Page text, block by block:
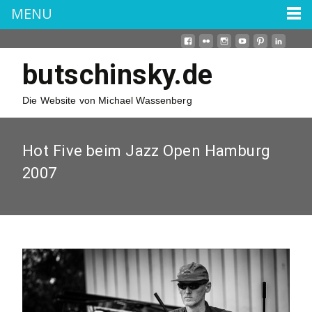
butschinsky.de
Die Website von Michael Wassenberg
Hot Five beim Jazz Open Hamburg
2007
MENU